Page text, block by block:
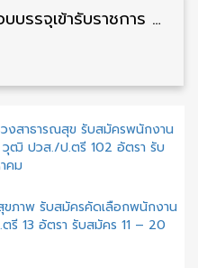
กรมทางหลวง รับสมัครสอบบรรจุเข้ารับราชการ วุฒิ ปวส./ป.ตรี/ป.โท 42 อัตรา รับสมัคร 18 เมษายน – 13 พฤษภาคม
งสาธารณสุข รับสมัครพนักงาน
วุฒิ ปวส./ป.ตรี 102 อัตรา รับ
คม
ขภาพ รับสมัครคัดเลือกพนักงาน
รี 13 อัตรา รับสมัคร 11 – 20